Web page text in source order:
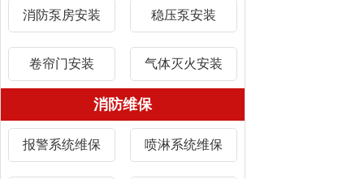
消防泵房安装 稳压泵安装
卷帘门安装 气体灭火安装
消防维保
报警系统维保 喷淋系统维保